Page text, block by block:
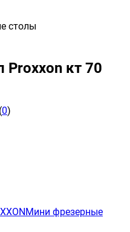
столы
Proxxon кт 70
(0)
Мини фрезерные